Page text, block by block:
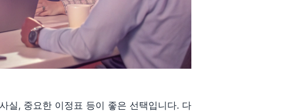
실, 중요한 이정표 등이 좋은 선택입니다. 다